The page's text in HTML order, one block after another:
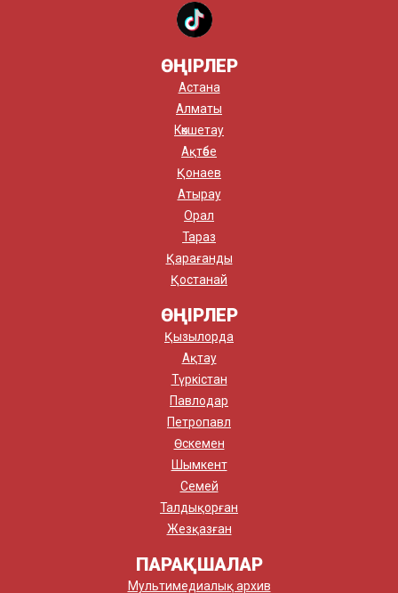
ӨҢІРЛЕР
Астана
Алматы
Көкшетау
Ақтөбе
Қонаев
Атырау
Орал
Тараз
Қарағанды
Қостанай
ӨҢІРЛЕР
Қызылорда
Ақтау
Түркістан
Павлодар
Петропавл
Өскемен
Шымкент
Семей
Талдықорған
Жезқазған
ПАРАҚШАЛАР
Мультимедиалық архив